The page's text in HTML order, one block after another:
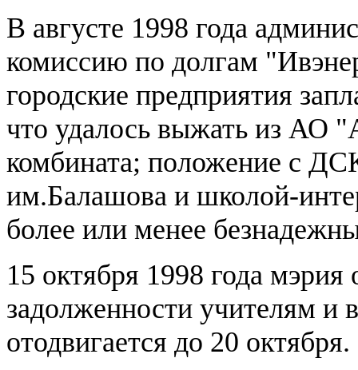
В августе 1998 года
комиссию по долгам
городские предприятия
что удалось выжать из АО
комбината; положение с
им.Балашова и школой-
более или менее
15 октября 1998 года
задолженности учителям и
отодвигается до 20 октября.